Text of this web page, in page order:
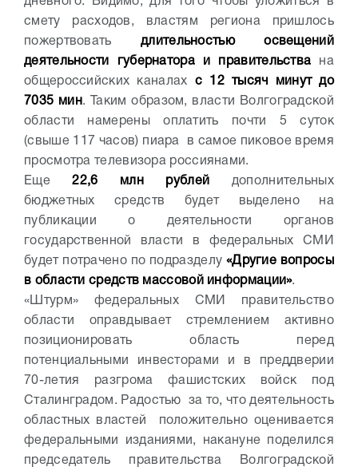
смету расходов, властям региона пришлось
пожертвовать длительностью освещений
деятельности губернатора и правительства на
общероссийских каналах с 12 тысяч минут до
7035 мин. Таким образом, власти Волгоградской
области намерены оплатить почти 5 суток
(свыше 117 часов) пиара в самое пиковое время
просмотра телевизора россиянами.
Еще22,6 млн рублей дополнительных
бюджетных средств будет выделено на
публикации о деятельности органов
государственной власти в федеральных СМИ
будет потрачено по подразделу «Другие вопросы
в области средств массовой информации».
«Штурм» федеральных СМИ правительство
области оправдывает стремлением активно
позиционировать область перед
потенциальными инвесторами и в преддверии
70-летия разгрома фашистских войск под
Сталинградом. Радостью за то, что деятельность
областных властей положительно оценивается
федеральными изданиями, накануне поделился
председатель правительства Волгоградской